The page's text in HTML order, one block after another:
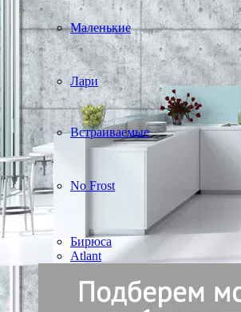
Маленькие
Лари
Встраиваемые
No Frost
Бирюса
Atlant